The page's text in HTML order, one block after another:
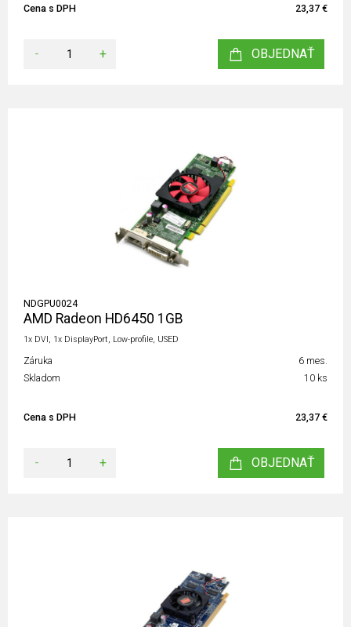
Cena s DPH 23,37 €
- + OBJEDNAŤ
NDGPU0024
AMD Radeon HD6450 1GB
1x DVI, 1x DisplayPort, Low-profile, USED
Záruka
6 mes.
Skladom
10 ks
Cena s DPH 23,37 €
- + OBJEDNAŤ